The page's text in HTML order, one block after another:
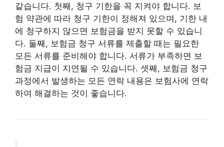
같습니다. 첫째, 청구 기한을 꼭 지켜야 합니다. 보
험 약관에 따라 청구 기한이 정해져 있으며, 기한 내
에 청구하지 않으면 보험금을 받지 못할 수 있습니
다. 둘째, 보험금 청구 서류를 제출할 때는 필요한
모든 서류를 준비해야 합니다. 서류가 부족하면 보
험금 지급이 지연될 수 있습니다. 셋째, 보험금 청구
과정에서 발생하는 모든 연락 내용은 보험사에 연락
하여 해결하는 것이 좋습니다.